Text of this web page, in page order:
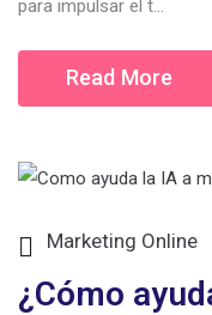
para impulsar el t...
Read More
Marketing Online
¿Cómo